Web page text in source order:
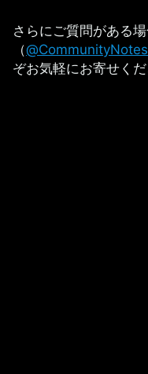
さらにご質問がある
（@CommunityNotes
ぞお気軽にお寄せくだ